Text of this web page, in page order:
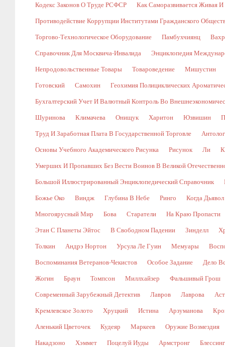
Кодекс Законов О Труде РСФСР Как Саморазвивается Живая
Противодействие Коррупции Институтами Гражданского
Торгово-Технологическое Оборудование Памбухчиянц
Справочник Для Москвича-Инвалида Энциклопедия
Непродовольственные Товары Товароведение Мишустин
Готовский Самохин Геохимия Полициклических
Бухгалтерский Учет И Валютный Контроль Во
Шуринова Климачева Онищук Харитон Юзвишин
Труд И Заработная Плата В Государственной Торговле
Основы Учебного Академического Рисунка Рисунок Ли
Умерших И Пропавших Без Вести Воинов В Великой
Большой Иллюстрированный Энциклопедический Справочник
Божье Око Виндж Глубина В Небе Ринго Когда
Многоярусный Мир Бова Старатели На Краю Пропасти
Этан С Планеты Эйтос В Свободном Падении Зинделл
Толкин Андрэ Нортон Урсула Ле Гуин Мемуары
Воспоминания Ветеранов-Чекистов Особое Задание Дело
Жогин Браун Томпсон Миллхайзер Фальшивый Грош
Современный Зарубежный Детектив Лавров Лаврова
Кремлевское Золото Хруцкий Истина Арзуманова
Аленький Цветочек Кудеяр Маркеев Оружие Возмездия
Накадзоно Хэммет Поцелуй Иуды Армстронг